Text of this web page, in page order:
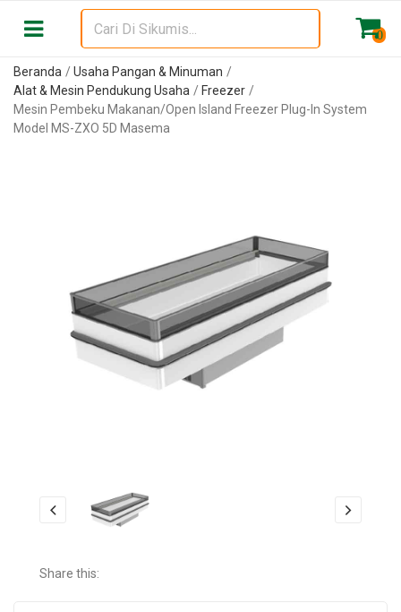
0
Beranda
Usaha Pangan & Minuman
Alat & Mesin Pendukung Usaha
Freezer
Mesin Pembeku Makanan/Open Island Freezer Plug-In System
Model MS-ZXO 5D Masema
Share this: